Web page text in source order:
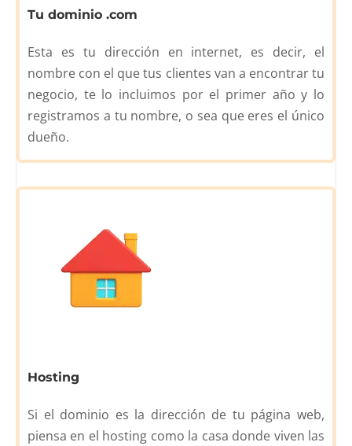
Tu dominio .com
Esta es tu dirección en internet, es decir, el
nombre con el que tus clientes van a encontrar tu
negocio, te lo incluimos por el primer año y lo
registramos a tu nombre, o sea que eres el único
dueño.
Hosting
Si el dominio es la dirección de tu página web,
piensa en el hosting como la casa donde viven las